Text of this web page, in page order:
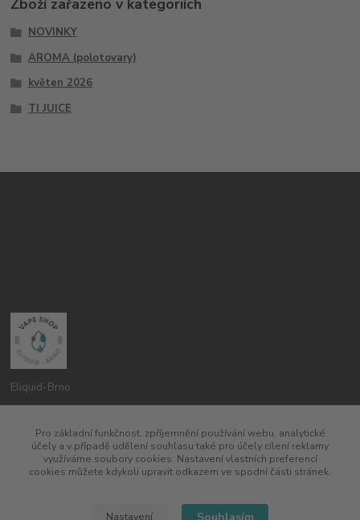
NOVINKY
AROMA (polotovary)
květen 2026
TI JUICE
Eliquid-Brno
775960937
8:00-20:00
Pro základní funkčnost, zpříjemnění používání webu, analytické
účely a v případě udělení souhlasu také pro účely cílení reklamy
využíváme soubory cookies. Nastavení vlastních preferencí
cookies můžete kdykoli upravit odkazem ve spodní části stránek.
Nastavení